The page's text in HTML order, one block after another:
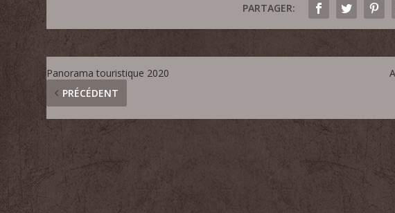
PARTAGER:
Panorama touristique 2020
PRÉCÉDENT